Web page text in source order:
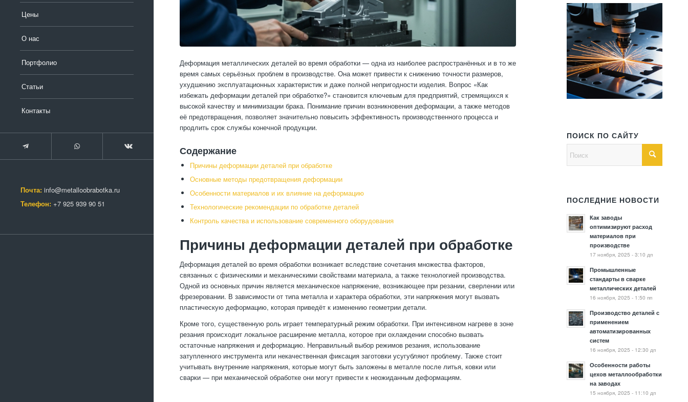
Цены
О нас
Портфолио
Статьи
Контакты
Почта: info@metalloobrabotka.ru
Телефон: +7 925 939 90 51
Деформация металлических деталей во время обработки — одна из наиболее распространённых и в то же
время самых серьёзных проблем в производстве. Она может привести к снижению точности размеров,
ухудшению эксплуатационных характеристик и даже полной непригодности изделия. Вопрос «Как
избежать деформации деталей при обработке?» становится ключевым для предприятий, стремящихся к
высокой качеству и минимизации брака. Понимание причин возникновения деформации, а также методов
её предотвращения, позволяет значительно повысить эффективность производственного процесса и
продлить срок службы конечной продукции.
Содержание
Причины деформации деталей при обработке
Основные методы предотвращения деформации
Особенности материалов и их влияние на деформацию
Технологические рекомендации по обработке деталей
Контроль качества и использование современного оборудования
Причины деформации деталей при обработке
Деформация деталей во время обработки возникает вследствие сочетания множества факторов,
связанных с физическими и механическими свойствами материала, а также технологией производства.
Одной из основных причин является механическое напряжение, возникающее при резании, сверлении или
фрезеровании. В зависимости от типа металла и характера обработки, эти напряжения могут вызвать
пластическую деформацию, которая приведёт к изменению геометрии детали.
Кроме того, существенную роль играет температурный режим обработки. При интенсивном нагреве в зоне
резания происходит локальное расширение металла, которое при охлаждении способно вызвать
остаточные напряжения и деформацию. Неправильный выбор режимов резания, использование
затупленного инструмента или некачественная фиксация заготовки усугубляют проблему. Также стоит
учитывать внутренние напряжения, которые могут быть заложены в металле после литья, ковки или
сварки — при механической обработке они могут привести к неожиданным деформациям.
ПОИСК ПО САЙТУ
ПОСЛЕДНИЕ НОВОСТИ
Как заводы
оптимизируют расход
материалов при
производстве
17 ноября, 2025 - 3:10 дп
Промышленные
стандарты в сварке
металлических деталей
16 ноября, 2025 - 1:50 пп
Производство деталей с
применением
автоматизированных
систем
16 ноября, 2025 - 12:30 дп
Особенности работы
цехов металлообработки
на заводах
15 ноября, 2025 - 11:10 дп